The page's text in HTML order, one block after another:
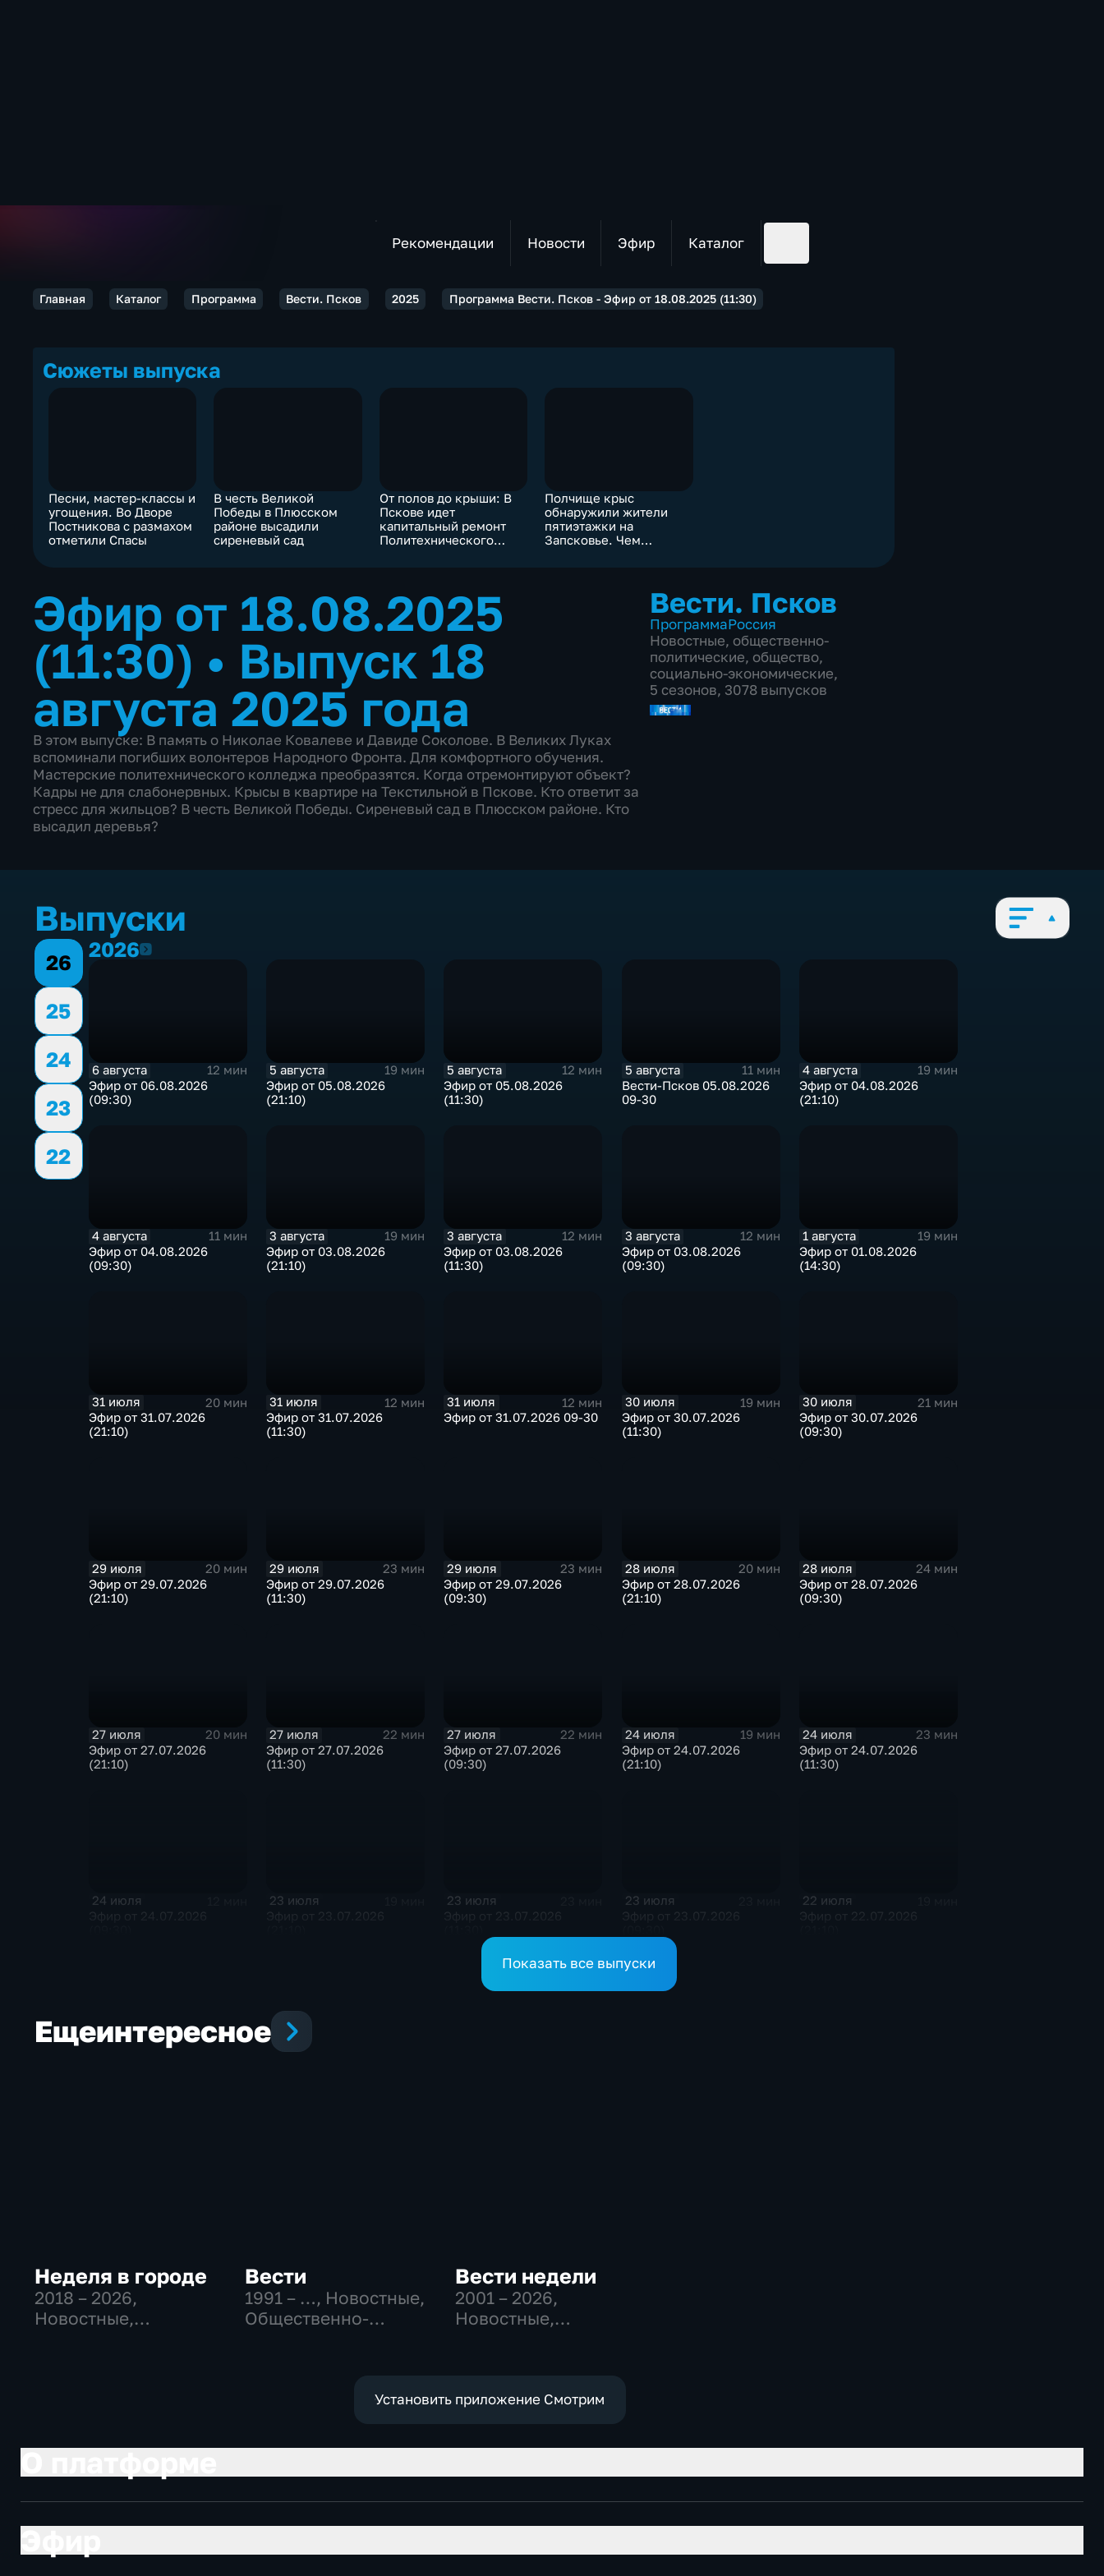
Рекомендации Новости Эфир Каталог
Главная Каталог Программа Вести. Псков 2025 Программа Вести. Псков - Эфир от 18.08.2025 (11:30)
Сюжеты выпуска
Песни, мастер-классы и
угощения. Во Дворе
Постникова с размахом
отметили Спасы
В честь Великой
Победы в Плюсском
районе высадили
сиреневый сад
От полов до крыши: В
Пскове идет
капитальный ремонт
Политехнического
Полчище крыс
обнаружили жители
пятиэтажки на
Запсковье. Чем
Эфир от 18.08.2025
(11:30) • Выпуск 18
августа 2025 года
В этом выпуске: В память о Николае Ковалеве и Давиде Соколове. В Великих Луках
вспоминали погибших волонтеров Народного Фронта. Для комфортного обучения.
Мастерские политехнического колледжа преобразятся. Когда отремонтируют объект?
Кадры не для слабонервных. Крысы в квартире на Текстильной в Пскове. Кто ответит за
стресс для жильцов? В честь Великой Победы. Сиреневый сад в Плюсском районе. Кто
высадил деревья?
Вести. Псков
ПрограммаРоссия
Новостные, общественно-
политические, общество,
социально-экономические,
5 сезонов, 3078 выпусков
Выпуски
26
25
24
23
22
20262026
6 августа
12 мин
Эфир от 06.08.2026
(09:30)
5 августа
19 мин
Эфир от 05.08.2026
(21:10)
5 августа
12 мин
Эфир от 05.08.2026
(11:30)
5 августа
11 мин
Вести-Псков 05.08.2026
09-30
4 августа
19 мин
Эфир от 04.08.2026
(21:10)
4 августа
11 мин
Эфир от 04.08.2026
(09:30)
3 августа
19 мин
Эфир от 03.08.2026
(21:10)
3 августа
12 мин
Эфир от 03.08.2026
(11:30)
3 августа
12 мин
Эфир от 03.08.2026
(09:30)
1 августа
19 мин
Эфир от 01.08.2026
(14:30)
31 июля
20 мин
Эфир от 31.07.2026
(21:10)
31 июля
12 мин
Эфир от 31.07.2026
(11:30)
31 июля
12 мин
Эфир от 31.07.2026 09-30
30 июля
19 мин
Эфир от 30.07.2026
(11:30)
30 июля
21 мин
Эфир от 30.07.2026
(09:30)
29 июля
20 мин
Эфир от 29.07.2026
(21:10)
29 июля
23 мин
Эфир от 29.07.2026
(11:30)
29 июля
23 мин
Эфир от 29.07.2026
(09:30)
28 июля
20 мин
Эфир от 28.07.2026
(21:10)
28 июля
24 мин
Эфир от 28.07.2026
(09:30)
27 июля
20 мин
Эфир от 27.07.2026
(21:10)
27 июля
22 мин
Эфир от 27.07.2026
(11:30)
27 июля
22 мин
Эфир от 27.07.2026
(09:30)
24 июля
19 мин
Эфир от 24.07.2026
(21:10)
24 июля
23 мин
Эфир от 24.07.2026
(11:30)
24 июля 23 июля 23 июля 23 июля 22 июля
Показать все выпуски
Ещеинтересное
Неделя в городе
2018 – 2026,
Новостные,
Вести
1991 – …, Новостные,
Общественно-
Вести недели
2001 – 2026,
Новостные,
Установить приложение Смотрим